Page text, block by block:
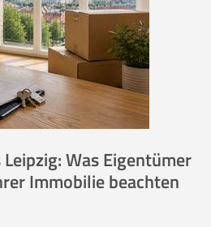
Was Eigentümer
Immobilie beachten